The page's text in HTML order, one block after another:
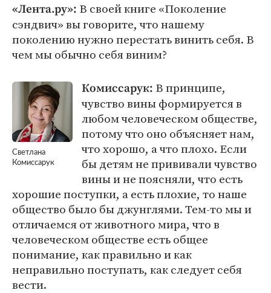
«Лента.ру»: В своей книге «Поколение
сэндвич» вы говорите, что нашему
поколению нужно перестать винить себя. В
чем мы обычно себя виним?
Светлана
Комиссарук
Комиссарук: В принципе,
чувство вины формируется в
любом человеческом обществе,
потому что оно объясняет нам,
что хорошо, а что плохо. Если
бы детям не прививали чувство
вины и не поясняли, что есть
хорошие поступки, а есть плохие, то наше
общество было бы джунглями. Тем-то мы и
отличаемся от животного мира, что в
человеческом обществе есть общее
понимание, как правильно и как
неправильно поступать, как следует себя
вести.